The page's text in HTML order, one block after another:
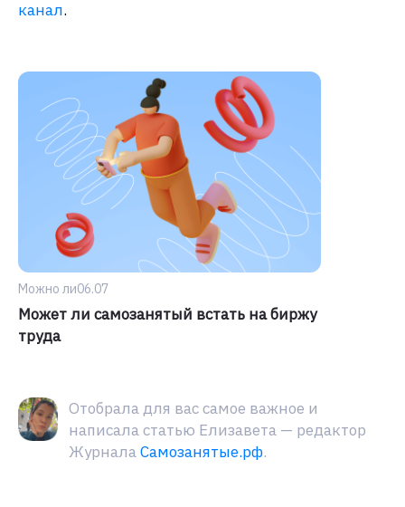
канал.
Можно ли06.07
Может ли самозанятый встать на биржу
труда
Отобрала для вас самое важное и
написала статью Елизавета — редактор
ЖурналаСамозанятые.рф.